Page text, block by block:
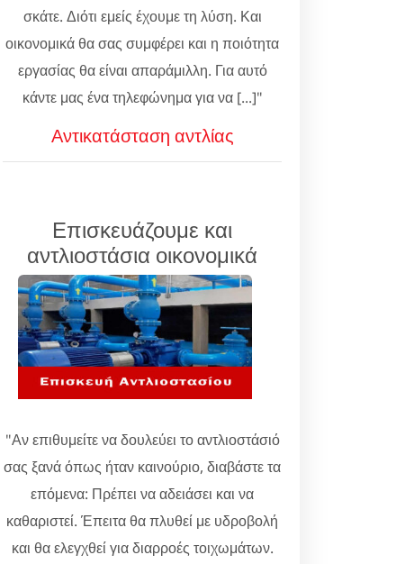
σκάτε. Διότι εμείς έχουμε τη λύση. Και
οικονομικά θα σας συμφέρει και η ποιότητα
εργασίας θα είναι απαράμιλλη. Για αυτό
κάντε μας ένα τηλεφώνημα για να [...]"
Αντικατάσταση αντλίας
Επισκευάζουμε και
αντλιοστάσια οικονομικά
"Αν επιθυμείτε να δουλεύει το αντλιοστάσιό
σας ξανά όπως ήταν καινούριο, διαβάστε τα
επόμενα: Πρέπει να αδειάσει και να
καθαριστεί. Έπειτα θα πλυθεί με υδροβολή
και θα ελεγχθεί για διαρροές τοιχωμάτων.